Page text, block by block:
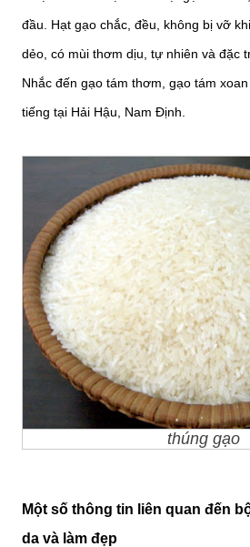
đầu. Hạt gạo chắc, đều, không bị vỡ
dẻo, có mùi thơm dịu, tự nhiên và đặc
Nhắc đến gạo tám thơm, gạo tám
tiếng tại Hải Hậu, Nam Định.
thúng gạo
Một số thông tin liên quan đến
da và làm đẹp